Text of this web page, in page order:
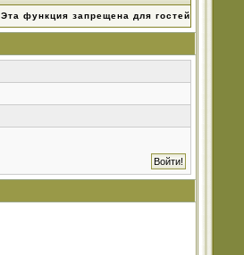
Эта функция запрещена для гостей